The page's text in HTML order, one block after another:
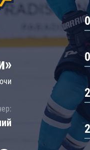
Шанхайские Драконы
0
0
2